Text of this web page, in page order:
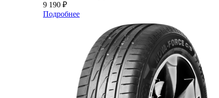
9 190 ₽
Подробнее